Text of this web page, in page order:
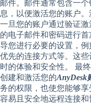
邮件。邮件通常包含一
息，以便激活您的账户。
一旦您的账户通过验证
的电子邮件和密码进行
导您进行必要的设置，
优先的连接方式等。这
时的体验和安全性。 最
创建和激活您的AnyDesk
务的权限，也使您能够
容易且安全地远程连接和